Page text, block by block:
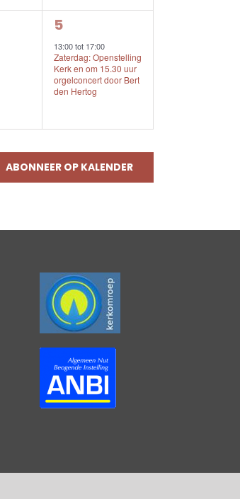
1
evenement,
5
13:00tot 17:00
Zaterdag: Openstelling
Kerk en om 15.30 uur
orgelconcert door Bert
den Hertog
ABONNEER OP KALENDER